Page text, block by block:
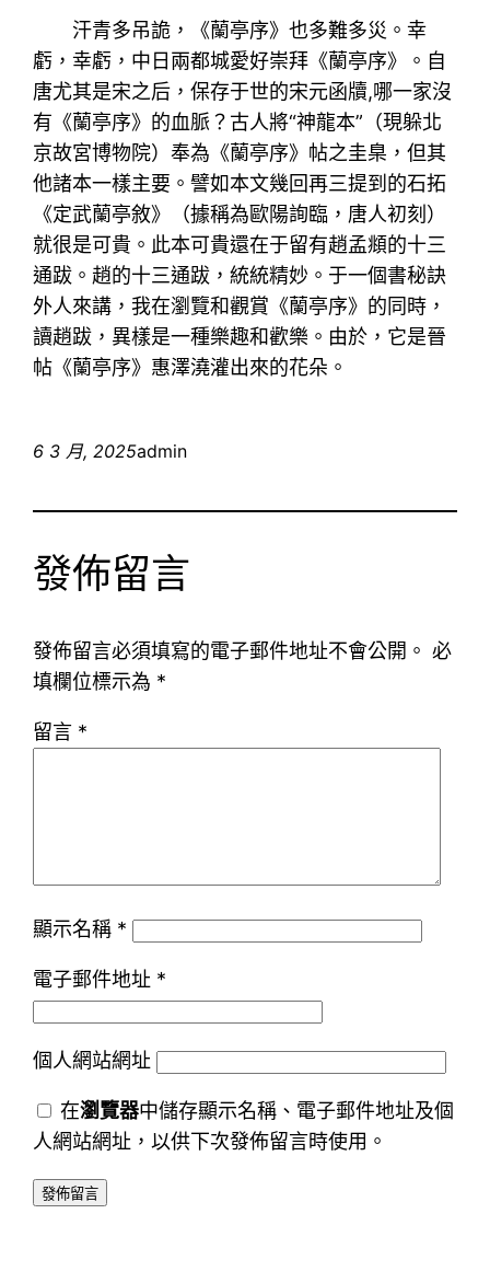
汗青多吊詭，《蘭亭序》也多難多災。幸
虧，幸虧，中日兩都城愛好崇拜《蘭亭序》。自
唐尤其是宋之后，保存于世的宋元函牘,哪一家沒
有《蘭亭序》的血脈？古人將“神龍本”（現躲北
京故宮博物院）奉為《蘭亭序》帖之圭臬，但其
他諸本一樣主要。譬如本文幾回再三提到的石拓
《定武蘭亭敘》（據稱為歐陽詢臨，唐人初刻）
就很是可貴。此本可貴還在于留有趙孟頫的十三
通跋。趙的十三通跋，統統精妙。于一個書秘訣
外人來講，我在瀏覽和觀賞《蘭亭序》的同時，
讀趙跋，異樣是一種樂趣和歡樂。由於，它是晉
帖《蘭亭序》惠澤澆灌出來的花朵。
6 3 月, 2025admin
發佈留言
發佈留言必須填寫的電子郵件地址不會公開。 必
填欄位標示為 *
留言 *
顯示名稱 *
電子郵件地址 *
個人網站網址
在瀏覽器中儲存顯示名稱、電子郵件地址及個
人網站網址，以供下次發佈留言時使用。